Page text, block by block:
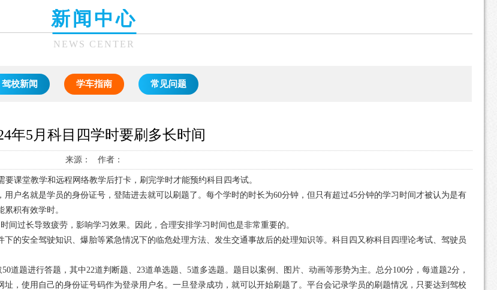
新闻中心
NEWS CENTER
驾校新闻 学车指南 常见问题
年5月科目四学时要刷多长时间
来源： 作者：
课堂教学和远程网络教学后打卡，刷完学时才能预约科目四考试。
户名就是学员的身份证号，登陆进去就可以刷题了。每个学时的时长为60分钟，但只有超过45分钟的学习时间才被认为是有
积有效学时。
过长导致疲劳，影响学习效果。因此，合理安排学习时间也是非常重要的。
的安全驾驶知识、爆胎等紧急情况下的临危处理方法、发生交通事故后的处理知识等。科目四又称科目四理论考试、驾驶员
道题进行答题，其中22道判断题、23道单选题、5道多选题。题目以案例、图片、动画等形势为主。总分100分，每道题2分，
，使用自己的身份证号码作为登录用户名。一旦登录成功，就可以开始刷题了。平台会记录学员的刷题情况，只要达到驾校